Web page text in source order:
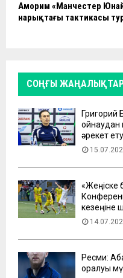
Аморим «Манчестер
нарықтағы тактикасы
СОҢҒЫ
Григорий
ойнаудан
әрекет
«Жеңіске
кезеңіне
Ресми:
оралуы